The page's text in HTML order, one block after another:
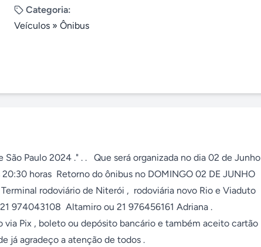
Categoria:
Veículos » Ônibus
São Paulo 2024 ." . .   Que será organizada no dia 02 de Junho
horas  Retorno do ônibus no DOMINGO 02 DE JUNHO
rodoviário de Niterói ,  rodoviária novo Rio e Viaduto
974043108  Altamiro ou 21 976456161 Adriana .
via Pix , boleto ou depósito bancário e também aceito cartão
já agradeço a atenção de todos .